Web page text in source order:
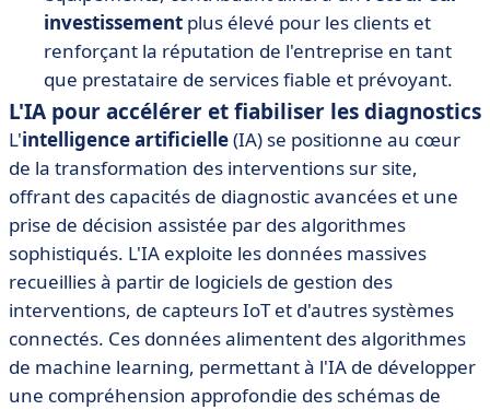
investissement plus élevé pour les clients et
renforçant la réputation de l'entreprise en tant
que prestataire de services fiable et prévoyant.
L'IA pour accélérer et fiabiliser les diagnostics
L'intelligence artificielle(IA) se positionne au cœur
de la transformation des interventions sur site,
offrant des capacités de diagnostic avancées et une
prise de décision assistée par des algorithmes
sophistiqués. L'IA exploite les données massives
recueillies à partir de logiciels de gestion des
interventions, de capteurs IoT et d'autres systèmes
connectés. Ces données alimentent des algorithmes
de machine learning, permettant à l'IA de développer
une compréhension approfondie des schémas de